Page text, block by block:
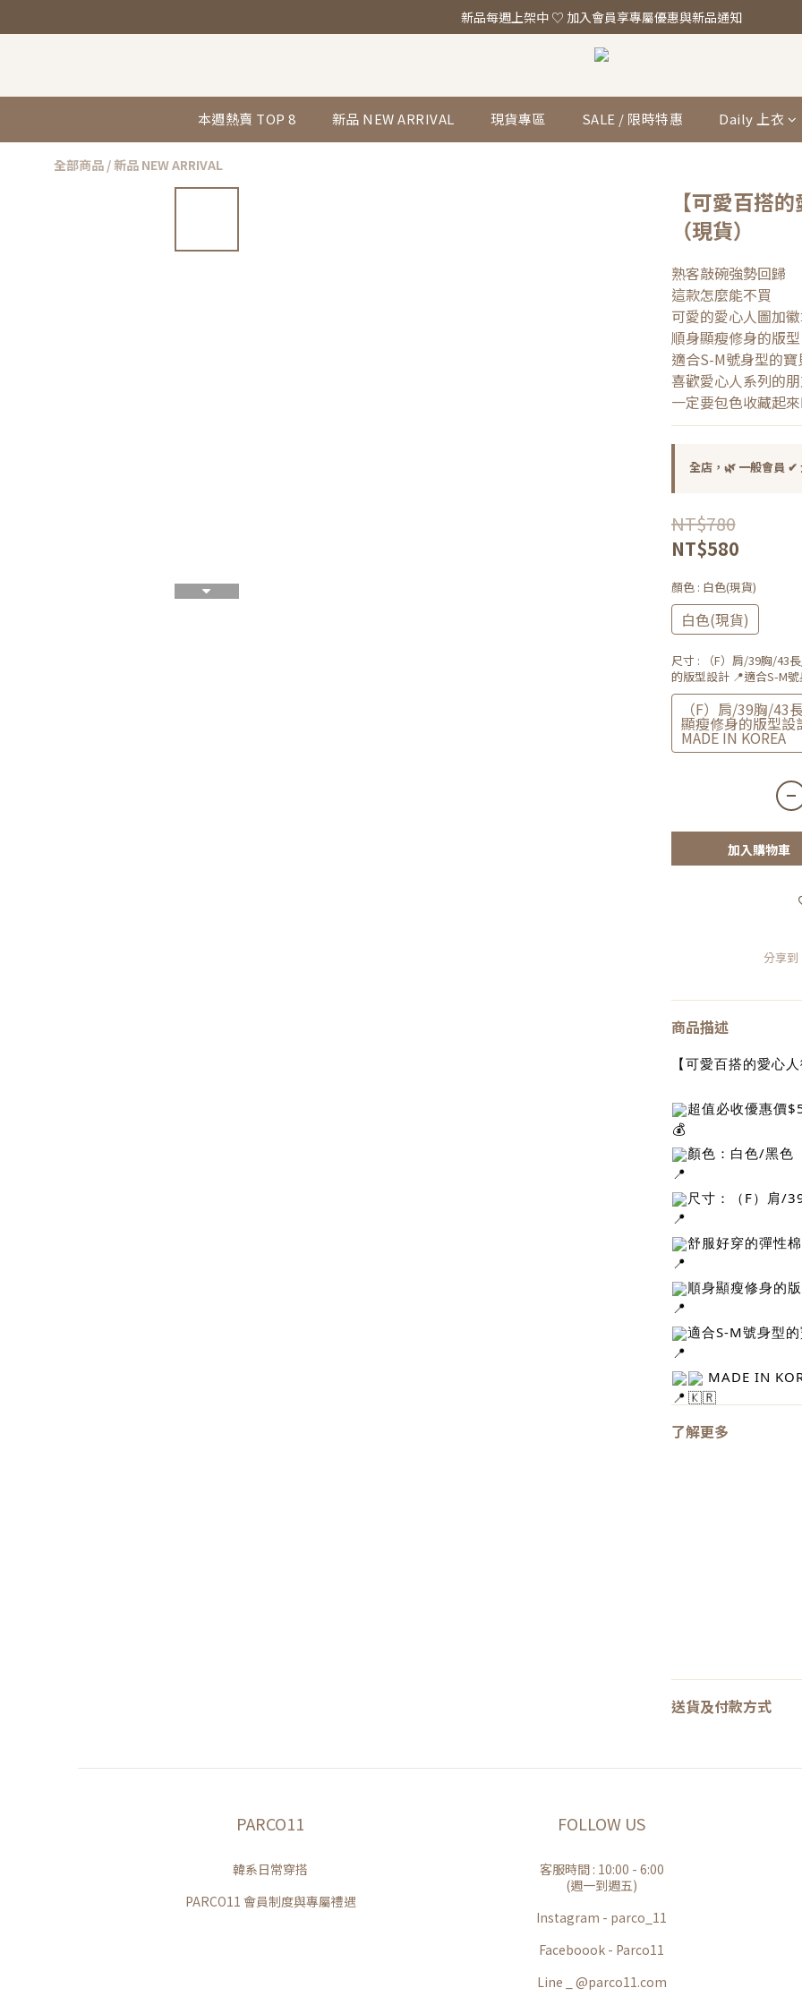
「真正的時尚 是讓你看起來，一切都剛剛好。」全館滿 $2,000 即享免運
新品每週上架中 ♡ 加入會員享專屬優惠與新品通知
「真正的時尚 是讓你看起來，一切都剛剛好。」全館滿 $2,000 即享免運
本週熱賣 TOP 8 新品 NEW ARRIVAL 現貨專區 SALE / 限時特惠 Daily 上衣
全部商品 /新品 NEW ARRIVAL
【可愛百搭
（現貨）
熟客敲碗強勢回歸
這款怎麼能不買
可愛的愛心人圖加
順身顯瘦修身的版型️
適合S-M號身型的寶
喜歡愛心人系列的
一定要包色收藏起來
全店，🌿 一般會員
NT$780
NT$580
顏色 : 白色(現貨)
白色(現貨)
尺寸 : （F）肩/39胸/43
的版型設計 📍適合S-M
（F）肩/39胸/43
顯瘦修身的版型
MADE IN KOREA
加入購物車
分享到
商品描述
【可愛百搭的愛心
超值必收優惠價
顏色：白色/黑色
尺寸：（F）肩/
舒服好穿的彈性
順身顯瘦修身的
適合S-M號身型的
MADE IN
了解更多
送貨及付款方式
PARCO11
韓系日常穿搭
PARCO11 會員制度與專屬禮遇
FOLLOW US
客服時間 : 10:00 - 6:00
(週一到週五)
Instagram - parco_11
Faceboook - Parco11
Line _ @parco11.com